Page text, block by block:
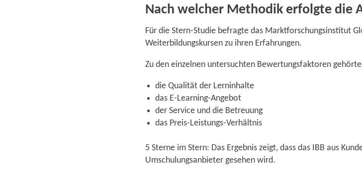
Nach welcher Methodik erfolgte die
Für die Stern-Studie befragte das Marktforschungsinstitut
Weiterbildungskursen zu ihren Erfahrungen.
Zu den einzelnen untersuchten Bewertungsfaktoren
die Qualität der Lerninhalte
das E-Learning-Angebot
der Service und die Betreuung
das Preis-Leistungs-Verhältnis
5 Sterne im Stern: Das Ergebnis zeigt, dass das IBB aus
Umschulungsanbieter gesehen wird.